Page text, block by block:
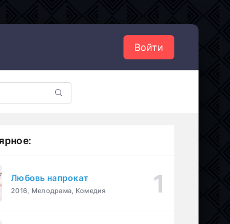
Войти
Любовь напрокат
2016, Мелодрама, Комедия